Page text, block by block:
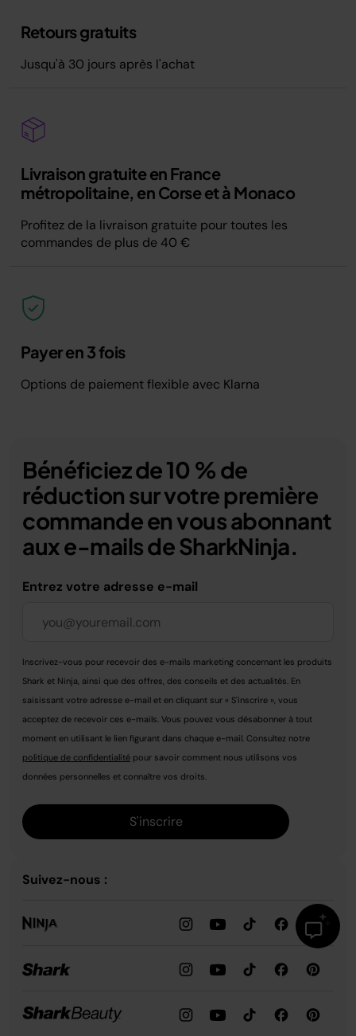
Retours gratuits
Jusqu'à 30 jours après l'achat
Livraison gratuite en France
métropolitaine, en Corse et à Monaco
Profitez de la livraison gratuite pour toutes les
commandes de plus de 40 €
Payer en 3 fois
Options de paiement flexible avec Klarna
Bénéficiez de 10 % de
réduction sur votre première
commande en vous abonnant
aux e-mails de SharkNinja.
Entrez votre adresse e-mail
Inscrivez-vous pour recevoir des e-mails marketing concernant les produits
Shark et Ninja, ainsi que des offres, des conseils et des actualités. En
saisissant votre adresse e-mail et en cliquant sur « S'inscrire », vous
acceptez de recevoir ces e-mails. Vous pouvez vous désabonner à tout
moment en utilisant le lien figurant dans chaque e-mail. Consultez notre
politique de confidentialité pour savoir comment nous utilisons vos
données personnelles et connaître vos droits.
S'inscrire
Suivez-nous :